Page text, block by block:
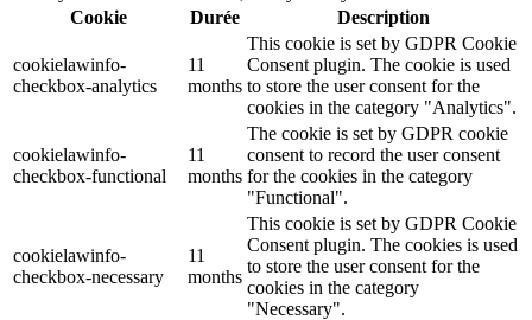
Cookie
Durée Description
cookielawinfo-
checkbox-analytics
11
months
This cookie is set by GDPR Cookie
Consent plugin. The cookie is used
to store the user consent for the
cookies in the category "Analytics".
cookielawinfo-
checkbox-functional
11
months
The cookie is set by GDPR cookie
consent to record the user consent
for the cookies in the category
"Functional".
cookielawinfo-
checkbox-necessary
11
months
This cookie is set by GDPR Cookie
Consent plugin. The cookies is used
to store the user consent for the
cookies in the category
"Necessary".